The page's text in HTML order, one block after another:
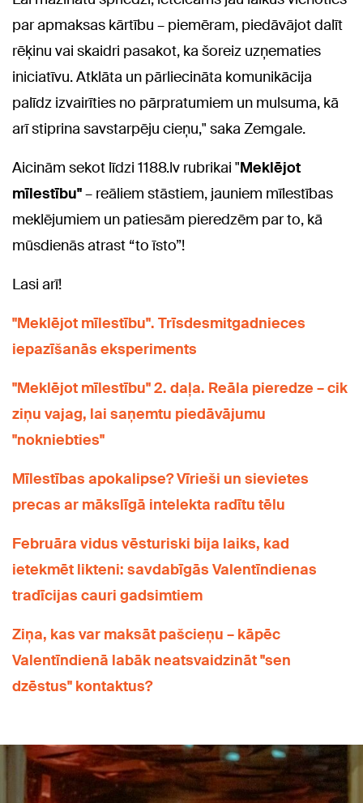
par apmaksas kārtību – piemēram, piedāvājot dalīt
rēķinu vai skaidri pasakot, ka šoreiz uzņematies
iniciatīvu. Atklāta un pārliecināta komunikācija
palīdz izvairīties no pārpratumiem un mulsuma, kā
arī stiprina savstarpēju cieņu," saka Zemgale.
Aicinām sekot līdzi 1188.lv rubrikai "Meklējot
mīlestību"– reāliem stāstiem, jauniem mīlestības
meklējumiem un patiesām pieredzēm par to, kā
mūsdienās atrast “to īsto”!
Lasi arī!
"Meklējot mīlestību". Trīsdesmitgadnieces
iepazīšanās eksperiments
"Meklējot mīlestību" 2. daļa. Reāla pieredze – cik
ziņu vajag, lai saņemtu piedāvājumu
"nokniebties"
Mīlestības apokalipse? Vīrieši un sievietes
precas ar mākslīgā intelekta radītu tēlu
Februāra vidus vēsturiski bija laiks, kad
ietekmēt likteni: savdabīgās Valentīndienas
tradīcijas cauri gadsimtiem
Ziņa, kas var maksāt pašcieņu – kāpēc
Valentīndienā labāk neatsvaidzināt "sen
dzēstus" kontaktus?